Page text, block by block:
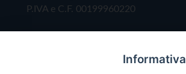
P.IVA e C.F. 00199960220
Informativa